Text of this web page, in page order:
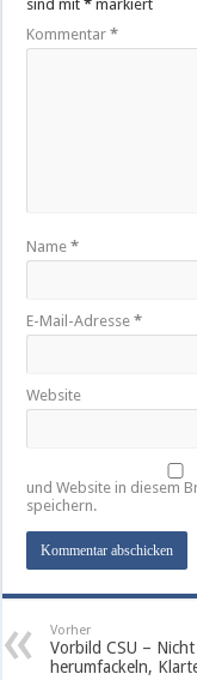
sind mit* markiert
Kommentar*
Name*
E-Mail-Adresse*
Website
und Website in diesem
speichern.
Vorher
Vorbild CSU – Nicht
herumfackeln,